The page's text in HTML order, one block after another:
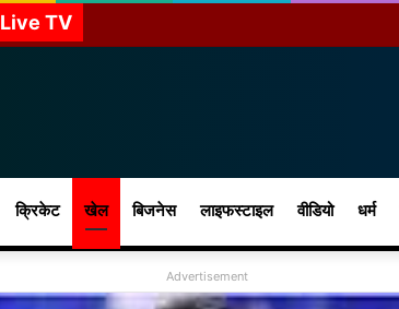
Live TV
क्रिकेट खेल बिजनेस लाइफस्टाइल वीडियो धर्म
Advertisement